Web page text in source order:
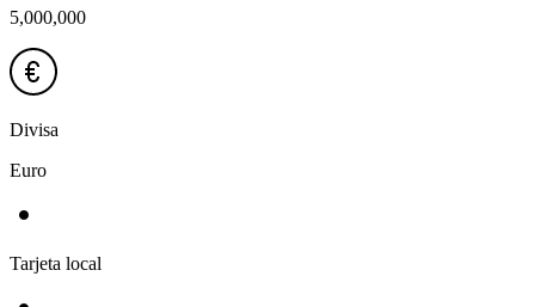
5,000,000
Divisa
Euro
Tarjeta local